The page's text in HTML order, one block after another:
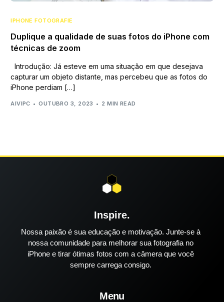
IPHONE FOTOGRAFIE
Duplique a qualidade de suas fotos do iPhone com
técnicas de zoom
Introdução: Já esteve em uma situação em que desejava
capturar um objeto distante, mas percebeu que as fotos do
iPhone perdiam […]
AIVIPC OUTUBRO 3, 2023 2 MIN READ
Inspire.
Nossa paixão é sua educação e motivação. Junte-se à
nossa comunidade para melhorar sua fotografia no
iPhone e tirar ótimas fotos com a câmera que você
sempre carrega consigo.
Menu